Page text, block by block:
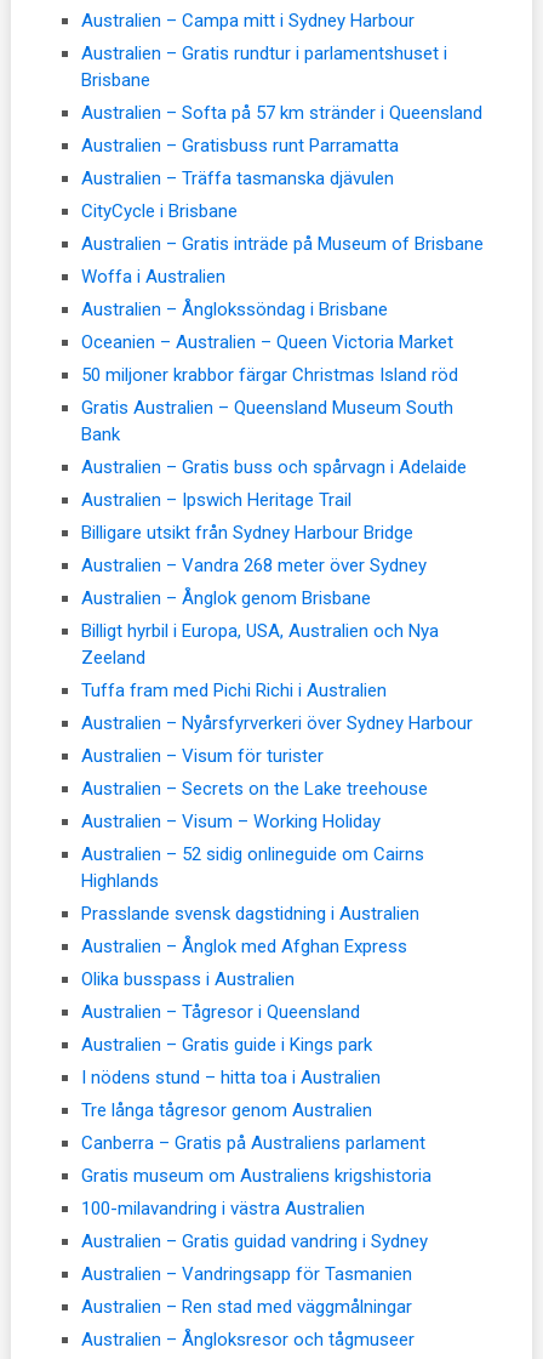
Australien – Campa mitt i Sydney Harbour
Australien – Gratis rundtur i parlamentshuset i
Brisbane
Australien – Softa på 57 km stränder i Queensland
Australien – Gratisbuss runt Parramatta
Australien – Träffa tasmanska djävulen
CityCycle i Brisbane
Australien – Gratis inträde på Museum of Brisbane
Woffa i Australien
Australien – Ånglokssöndag i Brisbane
Oceanien – Australien – Queen Victoria Market
50 miljoner krabbor färgar Christmas Island röd
Gratis Australien – Queensland Museum South
Bank
Australien – Gratis buss och spårvagn i Adelaide
Australien – Ipswich Heritage Trail
Billigare utsikt från Sydney Harbour Bridge
Australien – Vandra 268 meter över Sydney
Australien – Ånglok genom Brisbane
Billigt hyrbil i Europa, USA, Australien och Nya
Zeeland
Tuffa fram med Pichi Richi i Australien
Australien – Nyårsfyrverkeri över Sydney Harbour
Australien – Visum för turister
Australien – Secrets on the Lake treehouse
Australien – Visum – Working Holiday
Australien – 52 sidig onlineguide om Cairns
Highlands
Prasslande svensk dagstidning i Australien
Australien – Ånglok med Afghan Express
Olika busspass i Australien
Australien – Tågresor i Queensland
Australien – Gratis guide i Kings park
I nödens stund – hitta toa i Australien
Tre långa tågresor genom Australien
Canberra – Gratis på Australiens parlament
Gratis museum om Australiens krigshistoria
100-milavandring i västra Australien
Australien – Gratis guidad vandring i Sydney
Australien – Vandringsapp för Tasmanien
Australien – Ren stad med väggmålningar
Australien – Ångloksresor och tågmuseer